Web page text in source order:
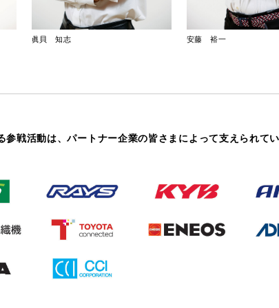
眞貝 知志 安藤 裕一
戦活動は、パートナー企業の皆さまによって支えられて